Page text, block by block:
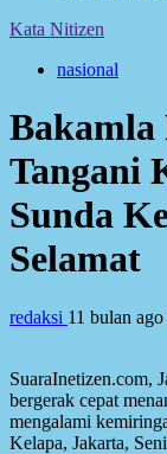
Kata Nitizen
nasional
Bakamla
Tangani
Sunda
Selamat
redaksi 11 bulan ago
SuaraInetizen.com,
bergerak cepat
mengalami
Kelapa, Jakarta,